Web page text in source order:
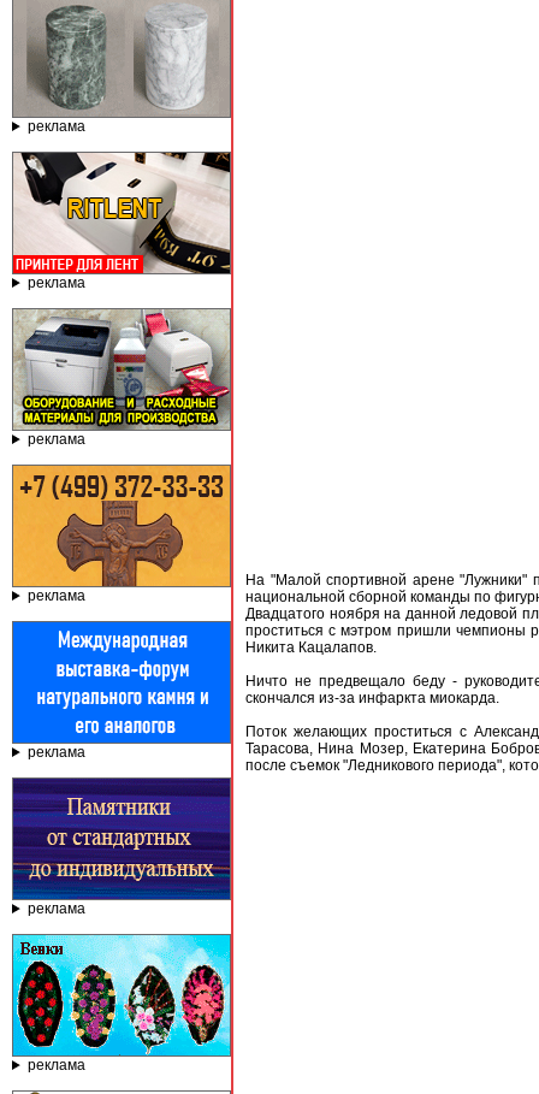
реклама
реклама
реклама
реклама
реклама
реклама
реклама
На "Малой спортивной арене "Лужники"
национальной сборной команды по
Двадцатого ноября на данной ледовой
проститься с мэтром пришли чемпионы
Никита Кацалапов.
Ничто не предвещало беду -
скончался из-за инфаркта миокарда.
Поток желающих проститься с
Тарасова, Нина Мозер, Екатерина
после съемок "Ледникового периода",